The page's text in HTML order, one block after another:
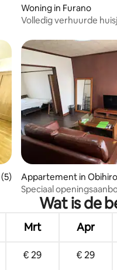
Woning in Furano
Volledig verhuurde
iedereen, van baby's
beoordeling van 4,8
Appartement in Obihiro
Speciaal
met de trein naar het
locatie! Gratis
woonkamer, eetkamer
36 m², voorzien van
Wat is de
Mrt Apr
€ 29 € 29